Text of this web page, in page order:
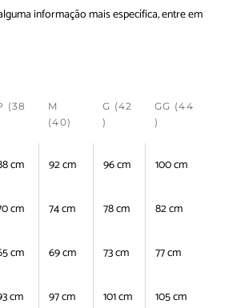
informação mais específica, entre em
(38
M
(40)
G (42
)
GG (44
)
cm 92 cm 96 cm 100 cm
cm 74 cm 78 cm 82 cm
cm 69 cm 73 cm 77 cm
cm 97 cm 101 cm 105 cm